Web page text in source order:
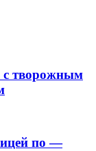
с творожным
по —